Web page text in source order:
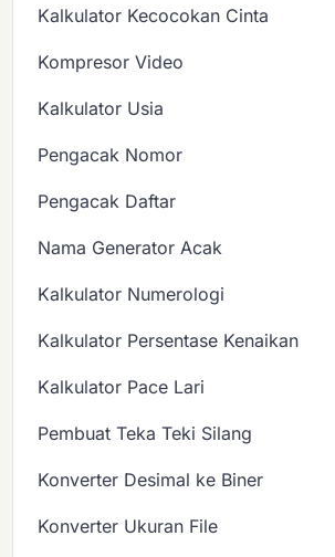
Kalkulator Kecocokan Cinta
Kompresor Video
Kalkulator Usia
Pengacak Nomor
Pengacak Daftar
Nama Generator Acak
Kalkulator Numerologi
Kalkulator Persentase Kenaikan
Kalkulator Pace Lari
Pembuat Teka Teki Silang
Konverter Desimal ke Biner
Konverter Ukuran File